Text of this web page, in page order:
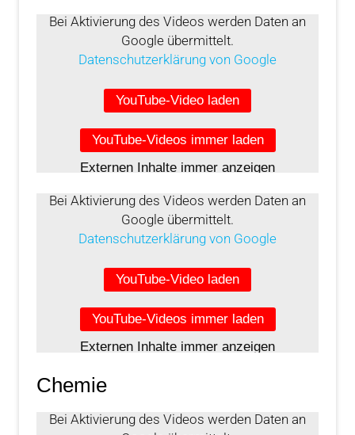
Bei Aktivierung des Videos werden Daten an
Google übermittelt.
Datenschutzerklärung von Google
YouTube-Video laden
YouTube-Videos immer laden
Externen Inhalte immer anzeigen
Bei Aktivierung des Videos werden Daten an
Google übermittelt.
Datenschutzerklärung von Google
YouTube-Video laden
YouTube-Videos immer laden
Externen Inhalte immer anzeigen
Chemie
Bei Aktivierung des Videos werden Daten an